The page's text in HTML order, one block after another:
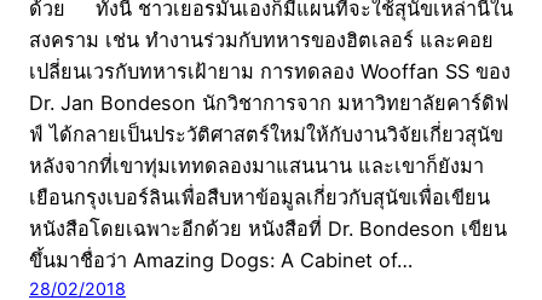
ด้วย ทั้งนี้ ชาวเยอรมันเองก็มีแผนที่จะใช้สุนัขเหล่านี้ใน
สงคราม เช่น ทำงานร่วมกับทหารของฮิตเลอร์ และคอย
เปลี่ยนเวรกับทหารเฝ้ายาม การทดลอง Wooffan SS ของ
Dr. Jan Bondeson นักวิชาการจาก มหาวิทยาลัยคาร์ดิฟ
ฟ์ ได้กลายเป็นประวัติศาสตร์ใหม่ให้กับงานวิจัยเกี่ยวสุนัข
หลังจากที่เขาทุ่มเททดลองมาแสนนาน และเขาก็ยังมา
เยือนกรุงเบอร์ลินเพื่อสืบหาข้อมูลเกี่ยวกับสุนัขเพื่อเขียน
หนังสือโดยเฉพาะอีกด้วย หนังสือที่ Dr. Bondeson เขียน
ขึ้นมาชื่อว่า Amazing Dogs: A Cabinet of…
28/02/2018